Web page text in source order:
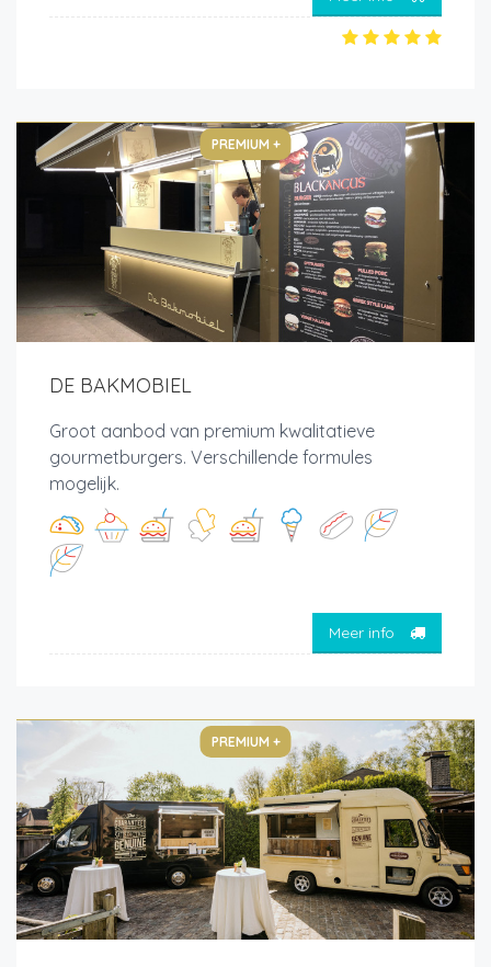
PREMIUM +
DE BAKMOBIEL
Groot aanbod van premium kwalitatieve
gourmetburgers. Verschillende formules
mogelijk.
Meer info
PREMIUM +